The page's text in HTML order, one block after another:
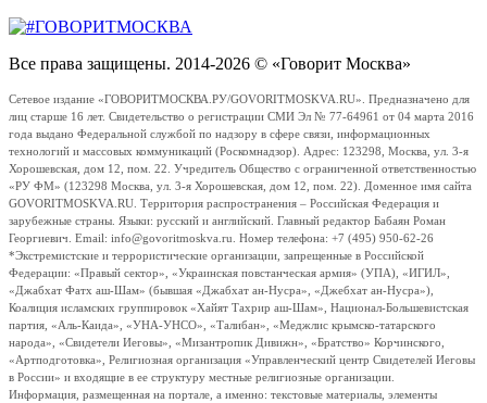
Все права защищены. 2014-2026 © «Говорит Москва»
Сетевое издание «ГОВОРИТМОСКВА.РУ/GOVORITMOSKVA.RU». Предназначено для
лиц старше 16 лет. Свидетельство о регистрации СМИ Эл № 77-64961 от 04 марта 2016
года выдано Федеральной службой по надзору в сфере связи, информационных
технологий и массовых коммуникаций (Роскомнадзор). Адрес: 123298, Москва, ул. 3-я
Хорошевская, дом 12, пом. 22. Учредитель Общество с ограниченной ответственностью
«РУ ФМ» (123298 Москва, ул. 3-я Хорошевская, дом 12, пом. 22). Доменное имя сайта
GOVORITMOSKVA.RU. Территория распространения – Российская Федерация и
зарубежные страны. Языки: русский и английский. Главный редактор Бабаян Роман
Георгиевич. Email: info@govoritmoskva.ru. Номер телефона: +7 (495) 950-62-26
*Экстремистские и террористические организации, запрещенные в Российской
Федерации: «Правый сектор», «Украинская повстанческая армия» (УПА), «ИГИЛ»,
«Джабхат Фатх аш-Шам» (бывшая «Джабхат ан-Нусра», «Джебхат ан-Нусра»),
Коалиция исламских группировок «Хайят Тахрир аш-Шам», Национал-Большевистская
партия, «Аль-Каида», «УНА-УНСО», «Талибан», «Меджлис крымско-татарского
народа», «Свидетели Иеговы», «Мизантропик Дивижн», «Братство» Корчинского,
«Артподготовка», Религиозная организация «Управленческий центр Свидетелей Иеговы
в России» и входящие в ее структуру местные религиозные организации.
Информация, размещенная на портале, а именно: текстовые материалы, элементы